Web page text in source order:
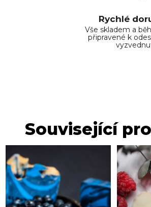
Rychlé
Vše skladem a
připravené k
Související